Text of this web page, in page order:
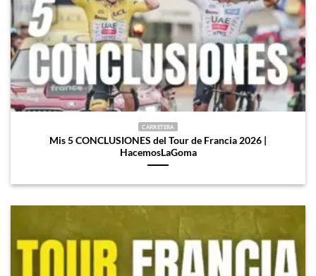
CARRETERA
Mis 5 CONCLUSIONES del Tour de Francia 2026 |
HacemosLaGoma